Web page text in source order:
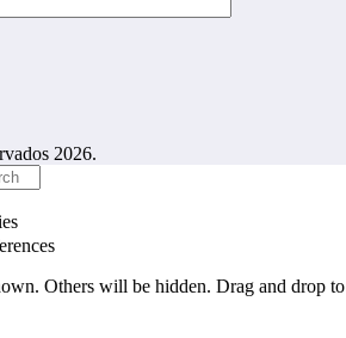
2026.
Others will be hidden. Drag and drop to